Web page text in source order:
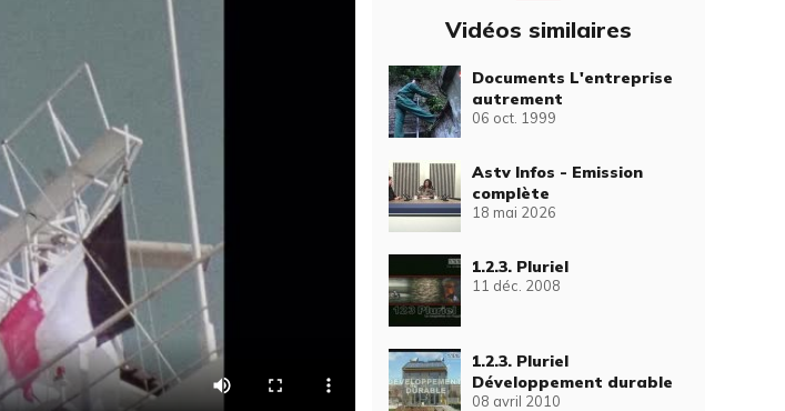
Vidéos similaires
Documents L'entreprise
autrement
06 oct. 1999
Astv Infos - Emission
complète
18 mai 2026
1.2.3. Pluriel
11 déc. 2008
1.2.3. Pluriel
Développement durable
08 avril 2010